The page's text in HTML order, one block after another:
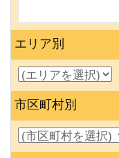
エリア別
市区町村別